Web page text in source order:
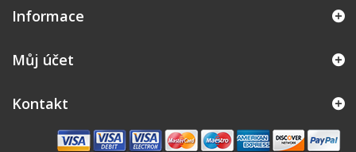
Informace
Můj účet
Kontakt